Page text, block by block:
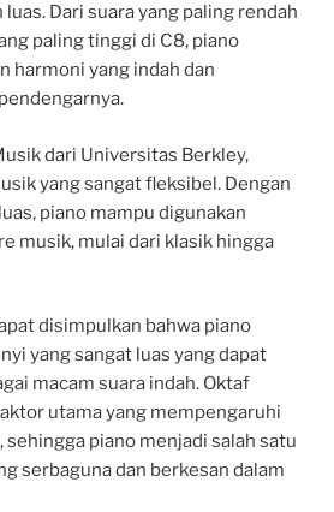
Dari suara yang paling rendah
paling tinggi di C8, piano
harmoni yang indah dan
dari Universitas Berkley,
yang sangat fleksibel. Dengan
piano mampu digunakan
musik, mulai dari klasik hingga
disimpulkan bahwa piano
yang sangat luas yang dapat
macam suara indah. Oktaf
utama yang mempengaruhi
sehingga piano menjadi salah satu
serbaguna dan berkesan dalam